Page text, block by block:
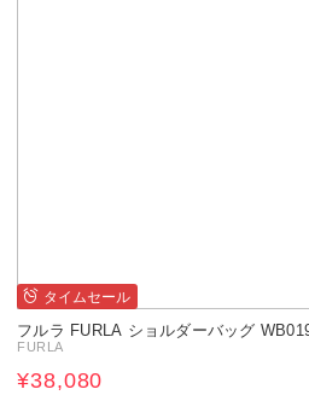
タイムセール
フルラ FURLA ショルダーバッグ
FURLA
¥38,080